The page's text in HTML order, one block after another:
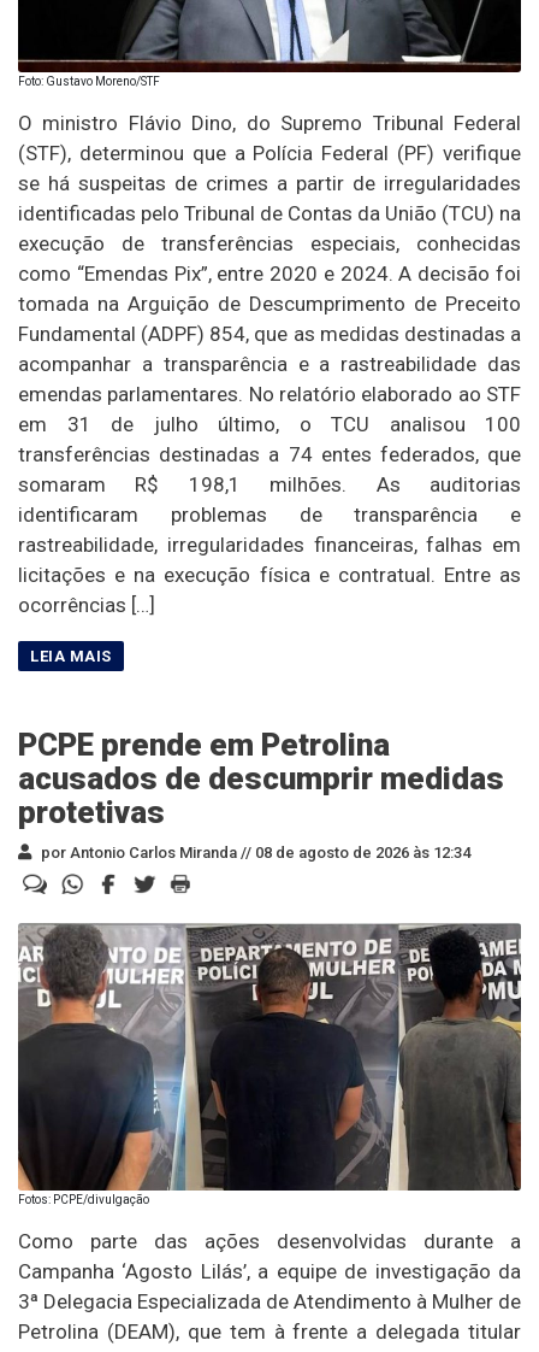
Foto: Gustavo Moreno/STF
O ministro Flávio Dino, do Supremo Tribunal Federal
(STF), determinou que a Polícia Federal (PF) verifique
se há suspeitas de crimes a partir de irregularidades
identificadas pelo Tribunal de Contas da União (TCU) na
execução de transferências especiais, conhecidas
como “Emendas Pix”, entre 2020 e 2024. A decisão foi
tomada na Arguição de Descumprimento de Preceito
Fundamental (ADPF) 854, que as medidas destinadas a
acompanhar a transparência e a rastreabilidade das
emendas parlamentares. No relatório elaborado ao STF
em 31 de julho último, o TCU analisou 100
transferências destinadas a 74 entes federados, que
somaram R$ 198,1 milhões. As auditorias
identificaram problemas de transparência e
rastreabilidade, irregularidades financeiras, falhas em
licitações e na execução física e contratual. Entre as
ocorrências […]
PCPE prende em Petrolina
acusados de descumprir medidas
protetivas
por Antonio Carlos Miranda // 08 de agosto de 2026 às 12:34
Fotos: PCPE/divulgação
Como parte das ações desenvolvidas durante a
Campanha ‘Agosto Lilás’, a equipe de investigação da
3ª Delegacia Especializada de Atendimento à Mulher de
Petrolina (DEAM), que tem à frente a delegada titular